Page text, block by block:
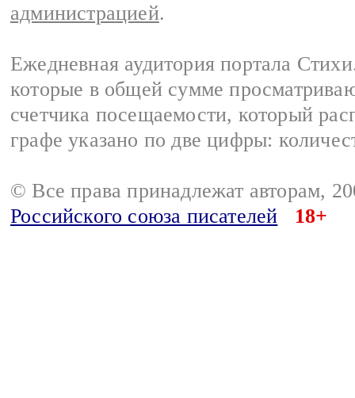
администрацией.
Ежедневная аудитория портала
которые в общей сумме
счетчика посещаемости, который
графе указано по две цифры:
© Все права принадлежат авторам,
Российского союза писателей
18+